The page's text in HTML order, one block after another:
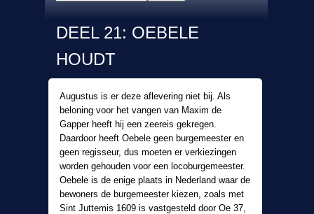
DEEL 21: OEBELE
HOUDT
Augustus is er deze aflevering niet bij. Als
beloning voor het vangen van Maxim de
Gapper heeft hij een zeereis gekregen.
Daardoor heeft Oebele geen burgemeester en
geen regisseur, dus moeten er verkiezingen
worden gehouden voor een locoburgemeester.
Oebele is de enige plaats in Nederland waar de
bewoners de burgemeester kiezen, zoals met
Sint Juttemis 1609 is vastgesteld door Oe 37,